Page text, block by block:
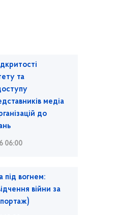
та
медіа
до
06:00
під вогнем:
війни за